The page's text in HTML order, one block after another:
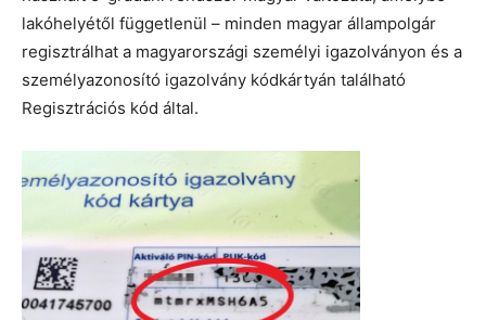
lakóhelyétől függetlenül – minden magyar állampolgár
regisztrálhat a magyarországi személyi igazolványon és a
személyazonosító igazolvány kódkártyán található
Regisztrációs kód által.